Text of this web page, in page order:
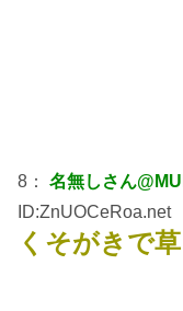
8： 名無しさん
ID:ZnUOCeRoa.net
くそがきで草